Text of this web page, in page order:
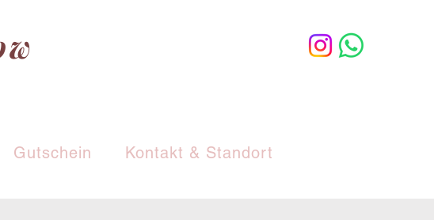
Gutschein Kontakt & Standort